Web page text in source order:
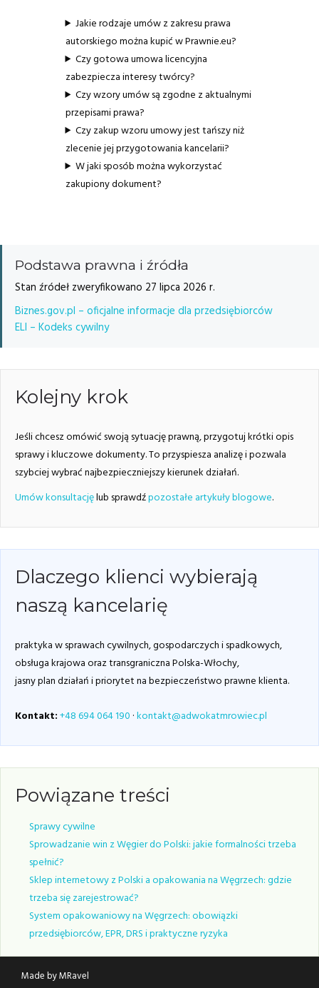
Jakie rodzaje umów z zakresu prawa
autorskiego można kupić w Prawnie.eu?
Czy gotowa umowa licencyjna
zabezpiecza interesy twórcy?
Czy wzory umów są zgodne z aktualnymi
przepisami prawa?
Czy zakup wzoru umowy jest tańszy niż
zlecenie jej przygotowania kancelarii?
W jaki sposób można wykorzystać
zakupiony dokument?
Podstawa prawna i źródła
Stan źródeł zweryfikowano 27 lipca 2026 r.
Biznes.gov.pl – oficjalne informacje dla przedsiębiorców
ELI – Kodeks cywilny
Kolejny krok
Jeśli chcesz omówić swoją sytuację prawną, przygotuj krótki opis
sprawy i kluczowe dokumenty. To przyspiesza analizę i pozwala
szybciej wybrać najbezpieczniejszy kierunek działań.
Umów konsultacjęlub sprawdźpozostałe artykuły blogowe.
Dlaczego klienci wybierają
naszą kancelarię
praktyka w sprawach cywilnych, gospodarczych i spadkowych,
obsługa krajowa oraz transgraniczna Polska-Włochy,
jasny plan działań i priorytet na bezpieczeństwo prawne klienta.
Kontakt:+48 694 064 190 ·kontakt@adwokatmrowiec.pl
Powiązane treści
Sprawy cywilne
Sprowadzanie win z Węgier do Polski: jakie formalności trzeba
spełnić?
Sklep internetowy z Polski a opakowania na Węgrzech: gdzie
trzeba się zarejestrować?
System opakowaniowy na Węgrzech: obowiązki
przedsiębiorców, EPR, DRS i praktyczne ryzyka
Made by MRavel